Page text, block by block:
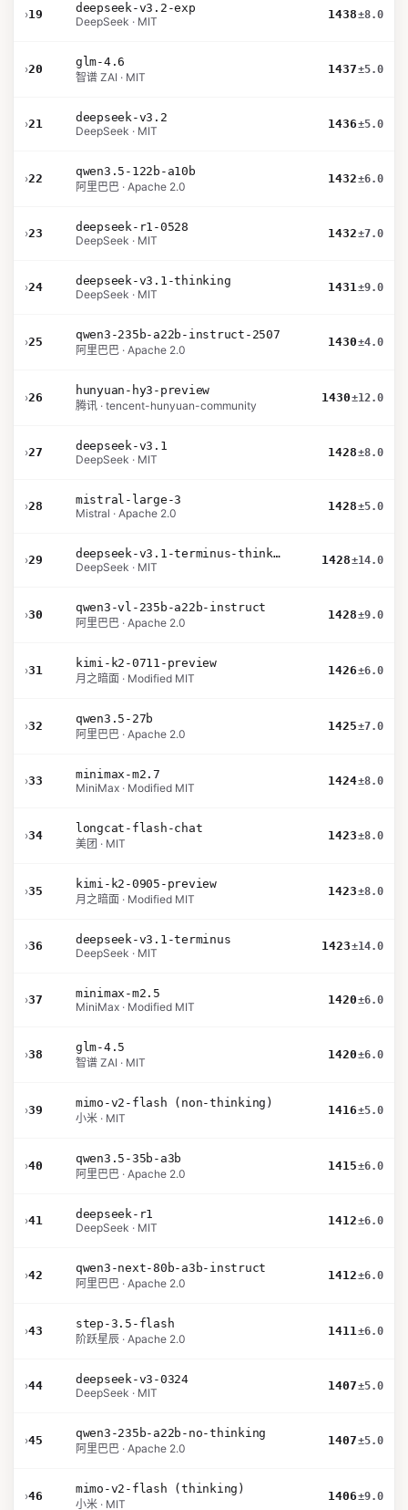
›19
deepseek-v3.2-exp
DeepSeek · MIT
1438±8.0
›20
glm-4.6
智谱 ZAI · MIT
1437±5.0
›21
deepseek-v3.2
DeepSeek · MIT
1436±5.0
›22
qwen3.5-122b-a10b
阿里巴巴 · Apache 2.0
1432±6.0
›23
deepseek-r1-0528
DeepSeek · MIT
1432±7.0
›24
deepseek-v3.1-thinking
DeepSeek · MIT
1431±9.0
›25
qwen3-235b-a22b-instruct-2507
阿里巴巴 · Apache 2.0
1430±4.0
›26
hunyuan-hy3-preview
腾讯 · tencent-hunyuan-community
1430±12.0
›27
deepseek-v3.1
DeepSeek · MIT
1428±8.0
›28
mistral-large-3
Mistral · Apache 2.0
1428±5.0
›29
deepseek-v3.1-terminus-thinking
DeepSeek · MIT
1428±14.0
›30
qwen3-vl-235b-a22b-instruct
阿里巴巴 · Apache 2.0
1428±9.0
›31
kimi-k2-0711-preview
月之暗面 · Modified MIT
1426±6.0
›32
qwen3.5-27b
阿里巴巴 · Apache 2.0
1425±7.0
›33
minimax-m2.7
MiniMax · Modified MIT
1424±8.0
›34
longcat-flash-chat
美团 · MIT
1423±8.0
›35
kimi-k2-0905-preview
月之暗面 · Modified MIT
1423±8.0
›36
deepseek-v3.1-terminus
DeepSeek · MIT
1423±14.0
›37
minimax-m2.5
MiniMax · Modified MIT
1420±6.0
›38
glm-4.5
智谱 ZAI · MIT
1420±6.0
›39
mimo-v2-flash (non-thinking)
小米 · MIT
1416±5.0
›40
qwen3.5-35b-a3b
阿里巴巴 · Apache 2.0
1415±6.0
›41
deepseek-r1
DeepSeek · MIT
1412±6.0
›42
qwen3-next-80b-a3b-instruct
阿里巴巴 · Apache 2.0
1412±6.0
›43
step-3.5-flash
阶跃星辰 · Apache 2.0
1411±6.0
›44
deepseek-v3-0324
DeepSeek · MIT
1407±5.0
›45
qwen3-235b-a22b-no-thinking
阿里巴巴 · Apache 2.0
1407±5.0
›46
mimo-v2-flash (thinking)
小米 · MIT
1406±9.0